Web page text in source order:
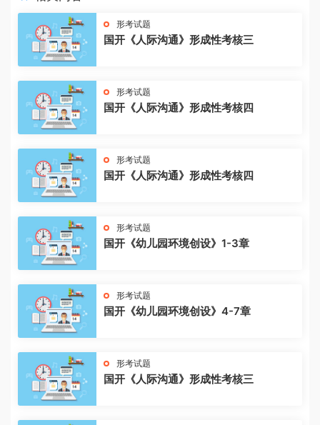
形考试题
国开《人际沟通》形成性考核三
形考试题
国开《人际沟通》形成性考核四
形考试题
国开《人际沟通》形成性考核四
形考试题
国开《幼儿园环境创设》1-3章
形考试题
国开《幼儿园环境创设》4-7章
形考试题
国开《人际沟通》形成性考核三